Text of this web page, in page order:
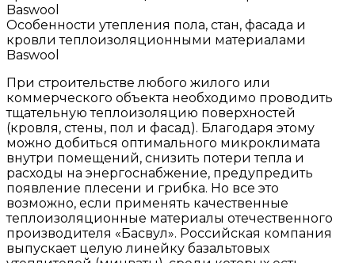
Особенности утепления пола, стан, фасада и
кровли теплоизоляционными материалами
Baswool
При строительстве любого жилого или
коммерческого объекта необходимо проводить
тщательную теплоизоляцию поверхностей
(кровля, стены, пол и фасад). Благодаря этому
можно добиться оптимального микроклимата
внутри помещений, снизить потери тепла и
расходы на энергоснабжение, предупредить
появление плесени и грибка. Но все это
возможно, если применять качественные
теплоизоляционные материалы отечественного
производителя «Басвул». Российская компания
выпускает целую линейку базальтовых